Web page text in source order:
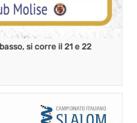
si corre il 21 e 22